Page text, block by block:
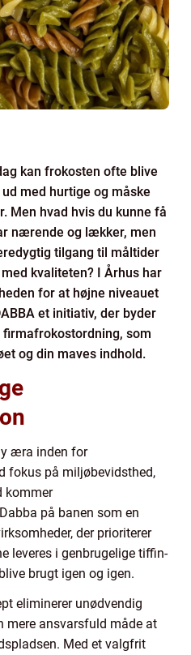
kan frokosten ofte blive
med hurtige og måske
Men hvad hvis du kunne få
nærende og lækker, men
tilgang til måltider
kvaliteten? I Århus har
for at højne niveauet
et initiativ, der byder
som
og din maves indhold.
æra inden for
fokus på miljøbevidsthed,
kommer
på banen som en
der prioriterer
leveres i genbrugelige tiffin-
brugt igen og igen.
eliminerer unødvendig
mere ansvarsfuld måde at
Med et valgfrit